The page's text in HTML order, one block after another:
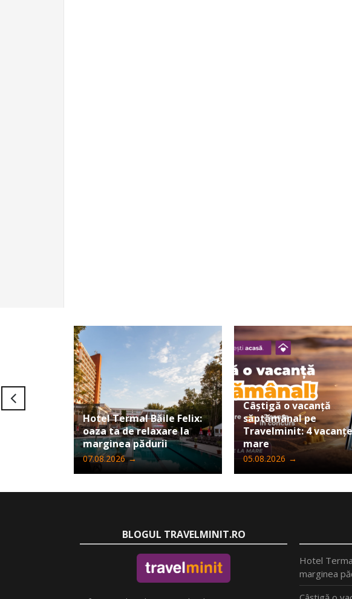
Hotel Termal Băile Felix:
oaza ta de relaxare la
marginea pădurii
07.08.2026 →
Câștigă o vacanță
săptămânal pe
Travelminit: 4
mare
05.08.2026 →
BLOGUL TRAVELMINIT.RO
Hotel
marginea